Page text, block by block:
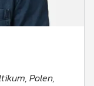
Polen,